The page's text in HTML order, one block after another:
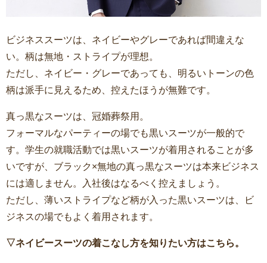
ビジネススーツは、ネイビーやグレーであれば間違えな
い。柄は無地・ストライプが理想。
ただし、ネイビー・グレーであっても、明るいトーンの色
柄は派手に見えるため、控えたほうが無難です。
真っ黒なスーツは、冠婚葬祭用。
フォーマルなパーティーの場でも黒いスーツが一般的で
す。学生の就職活動では黒いスーツが着用されることが多
いですが、ブラック×無地の真っ黒なスーツは本来ビジネス
には適しません。入社後はなるべく控えましょう。
ただし、薄いストライプなど柄が入った黒いスーツは、ビ
ジネスの場でもよく着用されます。
▽ネイビースーツの着こなし方を知りたい方はこちら。